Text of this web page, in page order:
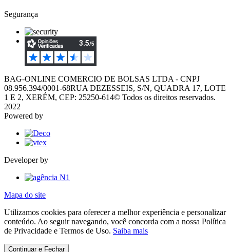
Segurança
BAG-ONLINE COMERCIO DE BOLSAS LTDA - CNPJ
08.956.394/0001-68RUA DEZESSEIS, S/N, QUADRA 17, LOTE
1 E 2, XERÉM, CEP: 25250-614© Todos os direitos reservados.
2022
Powered by
Developer by
Mapa do site
Utilizamos cookies para oferecer a melhor experiência e personalizar
conteúdo. Ao seguir navegando, você concorda com a nossa Política
de Privacidade e Termos de Uso. Saiba mais
Continuar e Fechar